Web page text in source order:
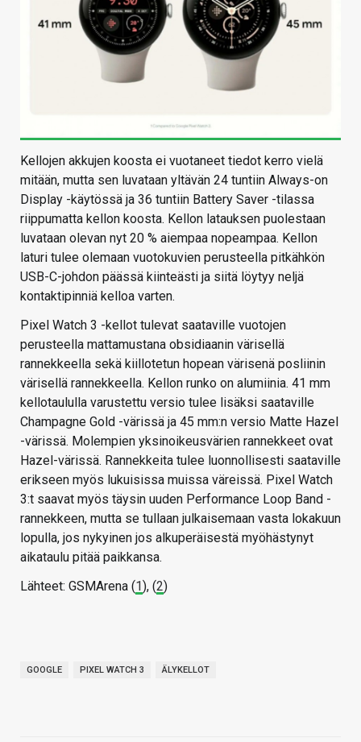
Kellojen akkujen koosta ei vuotaneet tiedot kerro vielä
mitään, mutta sen luvataan yltävän 24 tuntiin Always-on
Display -käytössä ja 36 tuntiin Battery Saver -tilassa
riippumatta kellon koosta. Kellon latauksen puolestaan
luvataan olevan nyt 20 % aiempaa nopeampaa. Kellon
laturi tulee olemaan vuotokuvien perusteella pitkähkön
USB-C-johdon päässä kiinteästi ja siitä löytyy neljä
kontaktipinniä kelloa varten.
Pixel Watch 3 -kellot tulevat saataville vuotojen
perusteella mattamustana obsidiaanin värisellä
rannekkeella sekä kiillotetun hopean värisenä posliinin
värisellä rannekkeella. Kellon runko on alumiinia. 41 mm
kellotaululla varustettu versio tulee lisäksi saataville
Champagne Gold -värissä ja 45 mm:n versio Matte Hazel
-värissä. Molempien yksinoikeusvärien rannekkeet ovat
Hazel-värissä. Rannekkeita tulee luonnollisesti saataville
erikseen myös lukuisissa muissa väreissä. Pixel Watch
3:t saavat myös täysin uuden Performance Loop Band -
rannekkeen, mutta se tullaan julkaisemaan vasta lokakuun
lopulla, jos nykyinen jos alkuperäisestä myöhästynyt
aikataulu pitää paikkansa.
Lähteet: GSMArena (1), (2)
GOOGLE PIXEL WATCH 3 ÄLYKELLOT